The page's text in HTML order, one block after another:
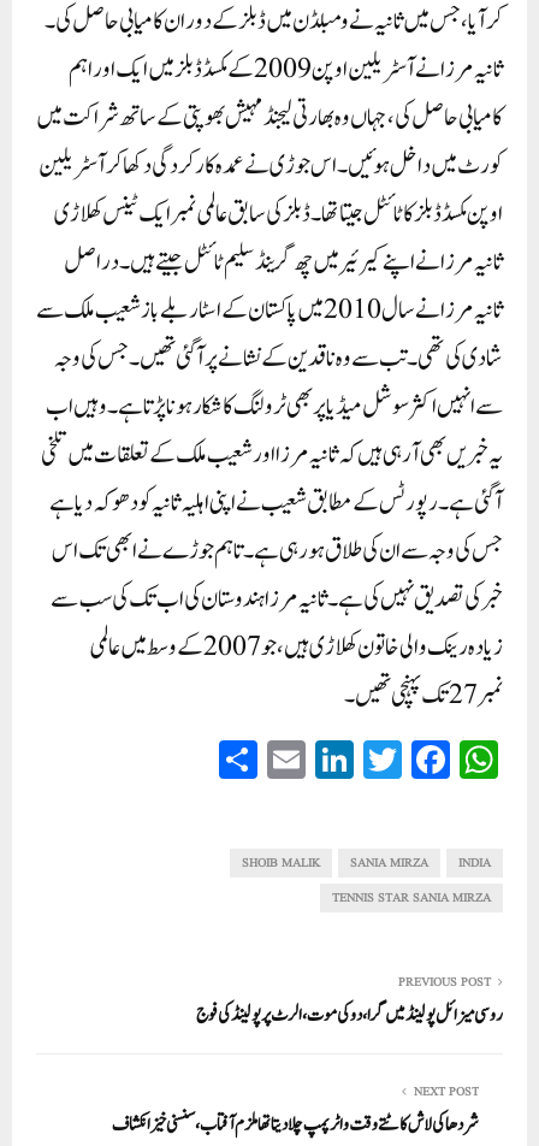
کر آیا، جس میں ثانیہ نے ومبلڈن میں ڈبلز کے دوران کامیابی حاصل کی۔
ثانیہ مرزا نے آسٹریلین اوپن 2009 کے مکسڈ ڈبلز میں ایک اور اہم
کامیابی حاصل کی، جہاں وہ بھارتی لیجنڈ مہیش بھوپتی کے ساتھ شراکت میں
کورٹ میں داخل ہوئیں۔ اس جوڑی نے عمدہ کارکردگی دکھا کر آسٹریلین
اوپن مکسڈ ڈبلز کا ٹائٹل جیتا تھا۔ ڈبلز کی سابق عالمی نمبر ایک ٹینس کھلاڑی
ثانیہ مرزا نے اپنے کیرئیر میں چھ گرینڈ سلیم ٹائٹل جیتے ہیں۔ دراصل
ثانیہ مرزا نے سال 2010 میں پاکستان کے اسٹار بلے باز شعیب ملک سے
شادی کی تھی۔ تب سے وہ ناقدین کے نشانے پر آگئی تھیں۔ جس کی وجہ
سے انہیں اکثر سوشل میڈیا پر بھی ٹرولنگ کا شکار ہونا پڑتا ہے۔ وہیں اب
یہ خبریں بھی آ رہی ہیں کہ ثانیہ مرزا اور شعیب ملک کے تعلقات میں تلخی
آ گئی ہے۔ رپورٹس کے مطابق شعیب نے اپنی اہلیہ ثانیہ کو دھوکہ دیا ہے
جس کی وجہ سے ان کی طلاق ہو رہی ہے۔ تاہم جوڑے نے ابھی تک اس
خبر کی تصدیق نہیں کی ہے۔ ثانیہ مرزا ہندوستان کی اب تک کی سب سے
زیادہ رینک والی خاتون کھلاڑی ہیں، جو 2007 کے وسط میں عالمی
نمبر 27 تک پہنچی تھیں۔
W
ha
A
pp
Fa
ce
ok
T
wi
r
Li
nk
In
E
m
INDIA
SANIA MIRZA
SHOIB MALIK
TENNIS STAR SANIA MIRZA
PREVIOUS POST
روسی میزائل پولینڈ میں گرا، دو کی موت، الرٹ پر پولینڈ کی فوج
NEXT POST
شردھا کی لاش کاٹتے وقت واٹر پمپ چلا دیتا تھا ملزم آفتاب،سنسنی خیز انکشاف